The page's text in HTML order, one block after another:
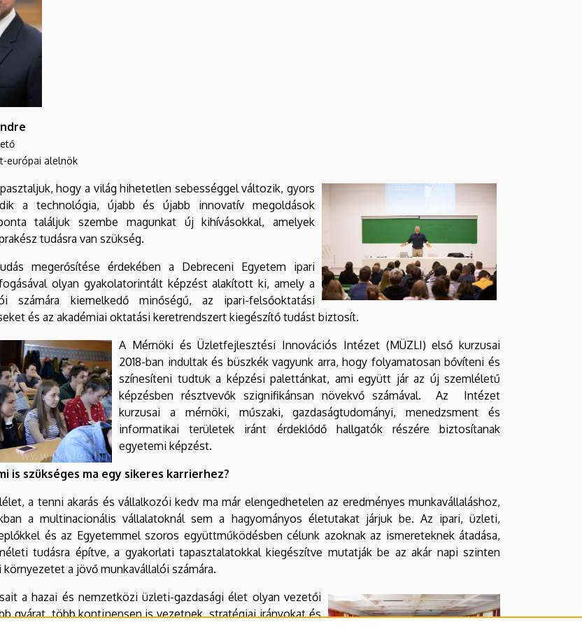
európai alelnök
hogy a világ hihetetlen sebességgel változik, gyors
a technológia, újabb és újabb innovatív megoldások
találjuk szembe magunkat új kihívásokkal, amelyek
tudásra van szükség.
megerősítése érdekében a Debreceni Egyetem ipari
olyan gyakolatorintált képzést alakított ki, amely a
számára kiemelkedő minőségű, az ipari-felsőoktatási
és az akadémiai oktatási keretrendszert kiegészítő tudást biztosít.
A Mérnöki és Üzletfejlesztési Innovációs Intézet (MÜZLI) első kurzusai
2018-ban indultak és büszkék vagyunk arra, hogy folyamatosan bővíteni és
színesíteni tudtuk a képzési palettánkat, ami együtt jár az új szemléletű
képzésben résztvevők szignifikánsan növekvő számával. Az Intézet
kurzusai a mérnöki, műszaki, gazdaságtudományi, menedzsment és
informatikai területek iránt érdeklődő hallgatók részére biztosítanak
egyetemi képzést.
is szükséges ma egy sikeres karrierhez?
a tenni akarás és vállalkozói kedv ma már elengedhetelen az eredményes munkavállaláshoz,
a multinacionális vállalatoknál sem a hagyományos életutakat járjuk be. Az ipari, üzleti,
és az Egyetemmel szoros együttműködésben célunk azoknak az ismereteknek átadása,
tudásra építve, a gyakorlati tapasztalatokkal kiegészítve mutatják be az akár napi szinten
a jövő munkavállalói számára.
a hazai és nemzetközi üzleti-gazdasági élet olyan vezetői
gyárat, több kontinensen is vezetnek, stratégiai irányokat és